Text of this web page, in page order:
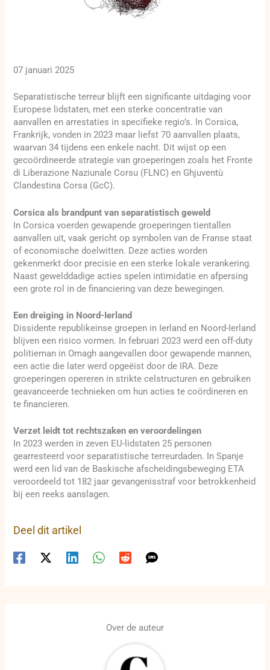
07 januari 2025
Separatistische terreur blijft een significante uitdaging voor
Europese lidstaten, met een sterke concentratie van
aanvallen en arrestaties in specifieke regio’s. In Corsica,
Frankrijk, vonden in 2023 maar liefst 70 aanvallen plaats,
waarvan 34 tijdens een enkele nacht. Dit wijst op een
gecoördineerde strategie van groeperingen zoals het Fronte
di Liberazione Naziunale Corsu (FLNC) en Ghjuventù
Clandestina Corsa (GcC).
Corsica als brandpunt van separatistisch geweld
In Corsica voerden gewapende groeperingen tientallen
aanvallen uit, vaak gericht op symbolen van de Franse staat
of economische doelwitten. Deze acties worden
gekenmerkt door precisie en een sterke lokale verankering.
Naast gewelddadige acties spelen intimidatie en afpersing
een grote rol in de financiering van deze bewegingen.
Een dreiging in Noord-Ierland
Dissidente republikeinse groepen in Ierland en Noord-Ierland
blijven een risico vormen. In februari 2023 werd een off-duty
politieman in Omagh aangevallen door gewapende mannen,
een actie die later werd opgeëist door de IRA. Deze
groeperingen opereren in strikte celstructuren en gebruiken
geavanceerde technieken om hun acties te coördineren en
te financieren.
Verzet leidt tot rechtszaken en veroordelingen
In 2023 werden in zeven EU-lidstaten 25 personen
gearresteerd voor separatistische terreurdaden. In Spanje
werd een lid van de Baskische afscheidingsbeweging ETA
veroordeeld tot 182 jaar gevangenisstraf voor betrokkenheid
bij een reeks aanslagen.
Deel dit artikel
Over de auteur